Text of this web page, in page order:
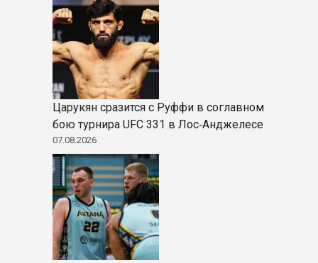
Царукян сразится с Руффи в соглавном
бою турнира UFC 331 в Лос‑Анджелесе
07.08.2026